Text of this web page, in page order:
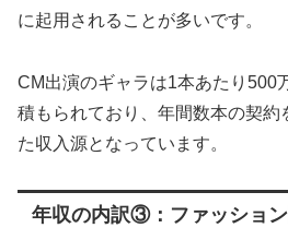
に起用されることが多いです。
CM出演のギャラは1本あたり500
積もられており、年間数本の契約
た収入源となっています。
年収の内訳③：ファッショ